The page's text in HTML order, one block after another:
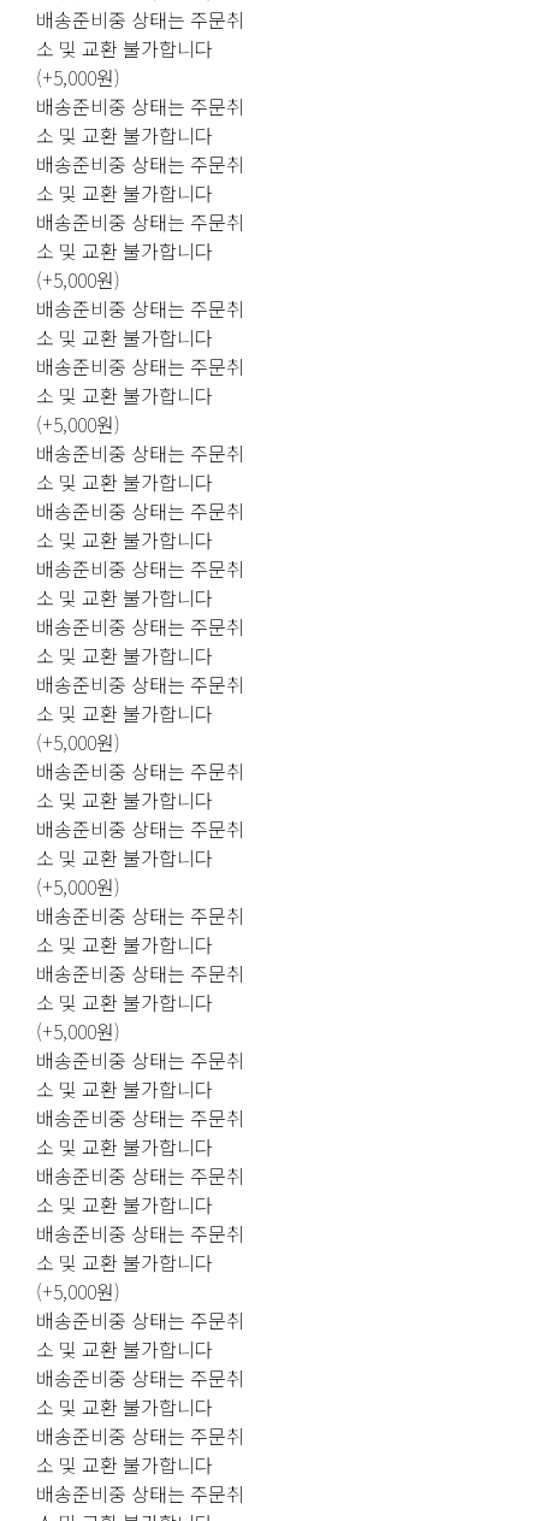
배송준비중 상태는 주문취
소 및 교환 불가합니다
(+5,000원)
배송준비중 상태는 주문취
소 및 교환 불가합니다
배송준비중 상태는 주문취
소 및 교환 불가합니다
배송준비중 상태는 주문취
소 및 교환 불가합니다
(+5,000원)
배송준비중 상태는 주문취
소 및 교환 불가합니다
배송준비중 상태는 주문취
소 및 교환 불가합니다
(+5,000원)
배송준비중 상태는 주문취
소 및 교환 불가합니다
배송준비중 상태는 주문취
소 및 교환 불가합니다
배송준비중 상태는 주문취
소 및 교환 불가합니다
배송준비중 상태는 주문취
소 및 교환 불가합니다
배송준비중 상태는 주문취
소 및 교환 불가합니다
(+5,000원)
배송준비중 상태는 주문취
소 및 교환 불가합니다
배송준비중 상태는 주문취
소 및 교환 불가합니다
(+5,000원)
배송준비중 상태는 주문취
소 및 교환 불가합니다
배송준비중 상태는 주문취
소 및 교환 불가합니다
(+5,000원)
배송준비중 상태는 주문취
소 및 교환 불가합니다
배송준비중 상태는 주문취
소 및 교환 불가합니다
배송준비중 상태는 주문취
소 및 교환 불가합니다
배송준비중 상태는 주문취
소 및 교환 불가합니다
(+5,000원)
배송준비중 상태는 주문취
소 및 교환 불가합니다
배송준비중 상태는 주문취
소 및 교환 불가합니다
배송준비중 상태는 주문취
소 및 교환 불가합니다
배송준비중 상태는 주문취